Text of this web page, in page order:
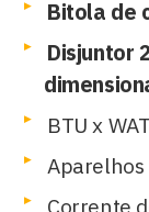
Bitola de
Disjuntor
BTU x
Corrente